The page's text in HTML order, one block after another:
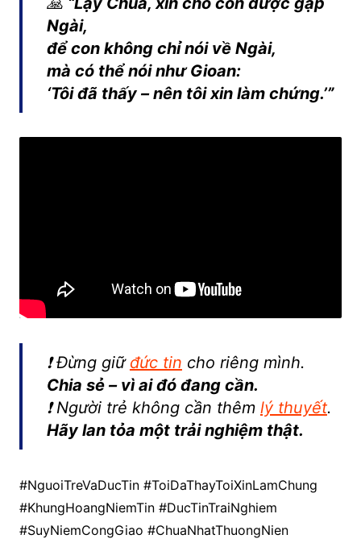
Ngài,
để con không chỉ nói về Ngài,
mà có thể nói như Gioan:
‘Tôi đã thấy – nên tôi xin làm chứng.’”
❗ Đừng giữ đức tin cho riêng mình.
Chia sẻ – vì ai đó đang cần.
❗ Người trẻ không cần thêm lý thuyết.
Hãy lan tỏa một trải nghiệm thật.
#NguoiTreVaDucTin #ToiDaThayToiXinLamChung
#KhungHoangNiemTin #DucTinTraiNghiem
#SuyNiemCongGiao #ChuaNhatThuongNien